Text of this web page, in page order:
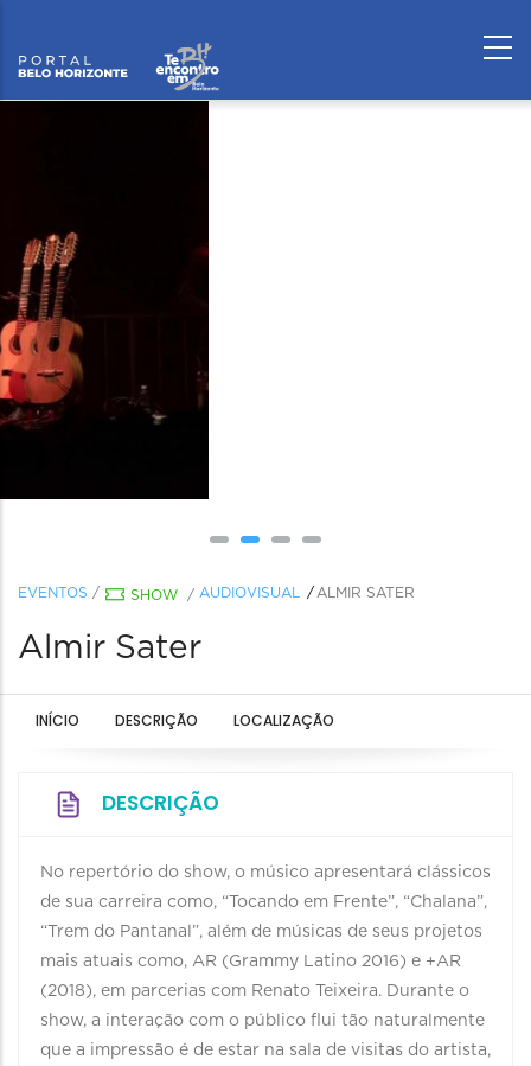
EVENTOS / SHOW / AUDIOVISUAL ALMIR SATER
Almir Sater
INÍCIO DESCRIÇÃO LOCALIZAÇÃO
DESCRIÇÃO
No repertório do show, o músico apresentará clássicos
de sua carreira como, “Tocando em Frente”, “Chalana”,
“Trem do Pantanal”, além de músicas de seus projetos
mais atuais como, AR (Grammy Latino 2016) e +AR
(2018), em parcerias com Renato Teixeira. Durante o
show, a interação com o público flui tão naturalmente
que a impressão é de estar na sala de visitas do artista,